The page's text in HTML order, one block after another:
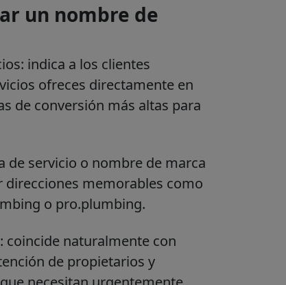
un nombre de
indica a los clientes
ofreces directamente en
de conversión más altas para
de servicio o nombre de marca
direcciones memorables como
o pro.plumbing.
coincide naturalmente con
de propietarios y